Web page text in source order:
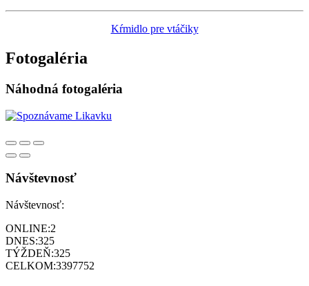
Kŕmidlo pre vtáčiky
Fotogaléria
Náhodná fotogaléria
Návštevnosť
Návštevnosť:
ONLINE:2
DNES:325
TÝŽDEŇ:325
CELKOM:3397752